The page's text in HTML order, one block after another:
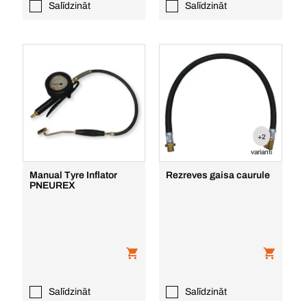
Salīdzināt Salīdzināt
Manual Tyre Inflator
PNEUREX
Salīdzināt
+2
varianti
Rezreves gaisa caurule
Salīdzināt